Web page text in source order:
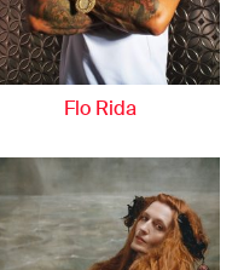
Flo Rida